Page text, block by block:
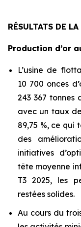
RÉSULTATS DE
Production d’or
L’usine de
10 700 onces
243 367
avec un taux
89,75 %, ce qui
des
initiatives
tête moyenne
T3 2025, les
restées solides.
Au cours du